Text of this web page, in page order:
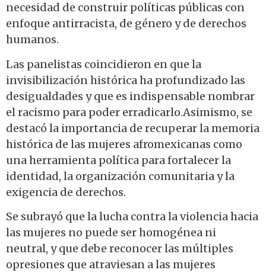
necesidad de construir políticas públicas con
enfoque antirracista, de género y de derechos
humanos.
Las panelistas coincidieron en que la
invisibilización histórica ha profundizado las
desigualdades y que es indispensable nombrar
el racismo para poder erradicarlo.Asimismo, se
destacó la importancia de recuperar la memoria
histórica de las mujeres afromexicanas como
una herramienta política para fortalecer la
identidad, la organización comunitaria y la
exigencia de derechos.
Se subrayó que la lucha contra la violencia hacia
las mujeres no puede ser homogénea ni
neutral, y que debe reconocer las múltiples
opresiones que atraviesan a las mujeres